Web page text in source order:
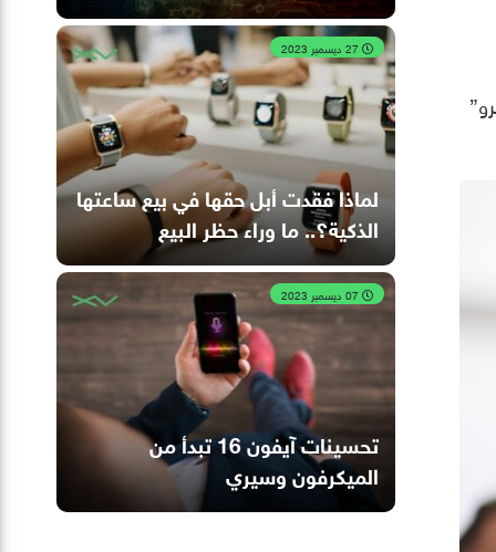
لماذا فقدت أبل حقها في بيع ساعتها
الذكية؟.. ما وراء حظر البيع
تحسينات آيفون 16 تبدأ من
الميكرفون وسيري